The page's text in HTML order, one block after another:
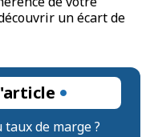
un écart de
de marge ?